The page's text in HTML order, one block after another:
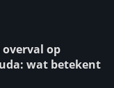
op
wat betekent